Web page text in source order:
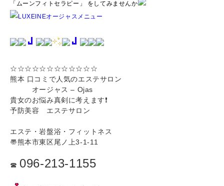
「ムーンフィトセラピー」 をしてみませんか
☆☆☆☆☆☆☆☆☆☆☆☆
熊本 口コミで人気のエステサロン
オージャス – Ojas
貴女のお悩み真剣に考えます❗️
予防美容 エステサロン
エステ・岩盤浴・フィットネス
〠熊本市東区尾ノ上3-1-11
☎︎ 096-213-1155